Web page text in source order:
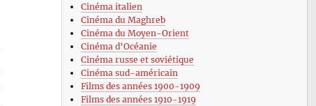
Cinéma italien
Cinéma du Maghreb
Cinéma du Moyen-Orient
Cinéma d’Océanie
Cinéma russe et soviétique
Cinéma sud-américain
Films des années 1900-1909
Films des années 1910-1919